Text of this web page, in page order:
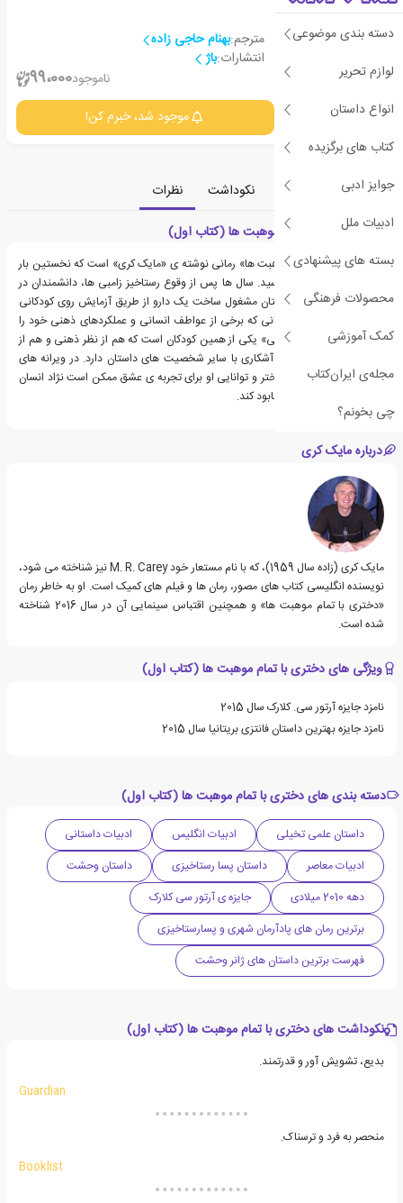
دسته بندی موضوعی
لوازم تحریر
انواع داستان
کتاب های برگزیده
جوایز ادبی
ادبیات ملل
بسته های پیشنهادی
محصولات فرهنگی
کمک آموزشی
مجله‌ی ایران‌کتاب
چی بخونم؟
مترجم:بهنام حاجی زاده
انتشارات:باژ
ناموجود99،000
جزئیات موجود شد، خبرم کن!
معرفی دسته‌بندی نکوداشت
نظرات
معرفی دختری با تمام موهبت ها (کتاب اول)
کتاب «دختری با تمام موهبت ها» رمانی نوشته ی «مایک کری» است که نخستین بار
در سال 2014 به انتشار رسید. سال ها پس از وقوع رستاخیز زامبی ها، دانشمندان در
مکانی دورافتاده در انگلستان مشغول ساخت یک دارو از طریق آزمایش روی کودکانی
زامبی شده هستند؛ کودکانی که برخی از عواطف انسانی و عملکردهای ذهنی خود را
هنوز حفظ کرده اند. «ملانی» یکی از همین کودکان است که هم از نظر ذهنی و هم از
نظر عاطفی، تفاوت های آشکاری با سایر شخصیت های داستان دارد. در ویرانه های
یک تمدن، مهربانی یک دختر و توانایی او برای تجربه ی عشق ممکن است نژاد انسان
را نجات دهد—یا به کلی نابود کند.
درباره مایک کری
مایک کری (زاده سال 1959)، که با نام مستعار خود M. R. Carey نیز شناخته می شود،
نویسنده انگلیسی کتاب های مصور، رمان ها و فیلم های کمیک است. او به خاطر رمان
«دختری با تمام موهبت ها» و همچنین اقتباس سینمایی آن در سال 2016 شناخته
شده است.
ویژگی های دختری با تمام موهبت ها (کتاب اول)
نامزد جایزه آرتور سی. کلارک سال 2015
نامزد جایزه بهترین داستان فانتزی بریتانیا سال 2015
دسته بندی های دختری با تمام موهبت ها (کتاب اول)
داستان علمی تخیلی ادبیات انگلیس
ادبیات داستانی
ادبیات معاصر
داستان پسا رستاخیزی
داستان وحشت
دهه 2010 میلادی
جایزه ی آرتور سی کلارک
برترین رمان های پادآرمان شهری و پسارستاخیزی
فهرست برترین داستان های ژانر وحشت
نکوداشت های دختری با تمام موهبت ها (کتاب اول)
بدیع، تشویش آور و قدرتمند.
Guardian
منحصر به فرد و ترسناک.
Booklist